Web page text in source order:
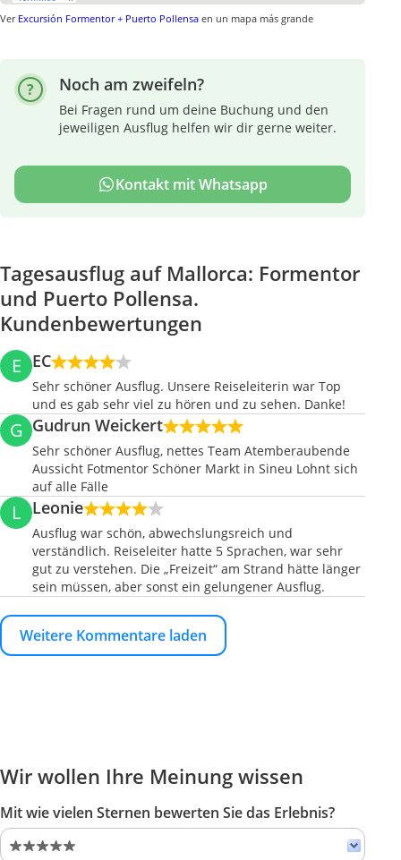
Ver Excursión Formentor + Puerto Pollensa en un mapa más grande
Noch am zweifeln?
Bei Fragen rund um deine Buchung und den
jeweiligen Ausflug helfen wir dir gerne weiter.
Kontakt mit Whatsapp
Tagesausflug auf Mallorca: Formentor
und Puerto Pollensa.
Kundenbewertungen
E EC
Sehr schöner Ausflug. Unsere Reiseleiterin war Top
und es gab sehr viel zu hören und zu sehen. Danke!
G Gudrun Weickert
Sehr schöner Ausflug, nettes Team Atemberaubende
Aussicht Fotmentor Schöner Markt in Sineu Lohnt sich
auf alle Fälle
L Leonie
Ausflug war schön, abwechslungsreich und
verständlich. Reiseleiter hatte 5 Sprachen, war sehr
gut zu verstehen. Die „Freizeit“ am Strand hätte länger
sein müssen, aber sonst ein gelungener Ausflug.
Weitere Kommentare laden
Wir wollen Ihre Meinung wissen
Mit wie vielen Sternen bewerten Sie das Erlebnis?